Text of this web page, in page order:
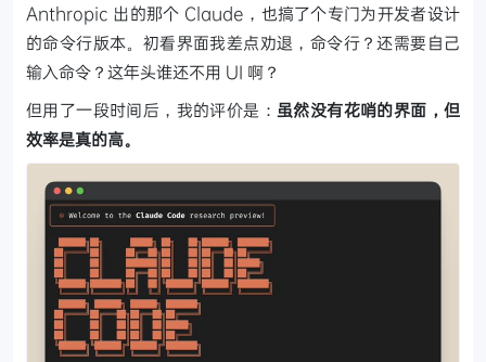
Anthropic 出的那个 Claude，也搞了个专门为开发者设计
的命令行版本。初看界面我差点劝退，命令行？还需要自己
输入命令？这年头谁还不用 UI 啊？
但用了一段时间后，我的评价是： 虽然没有花哨的界面，但
效率是真的高。